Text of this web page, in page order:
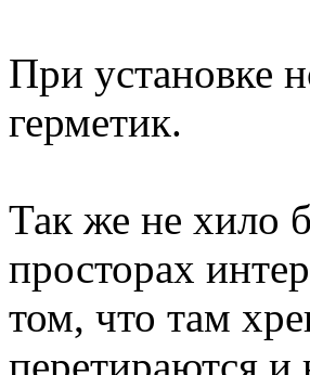
При установке
герметик.
Так же не хило
просторах
том, что там
перетираются и